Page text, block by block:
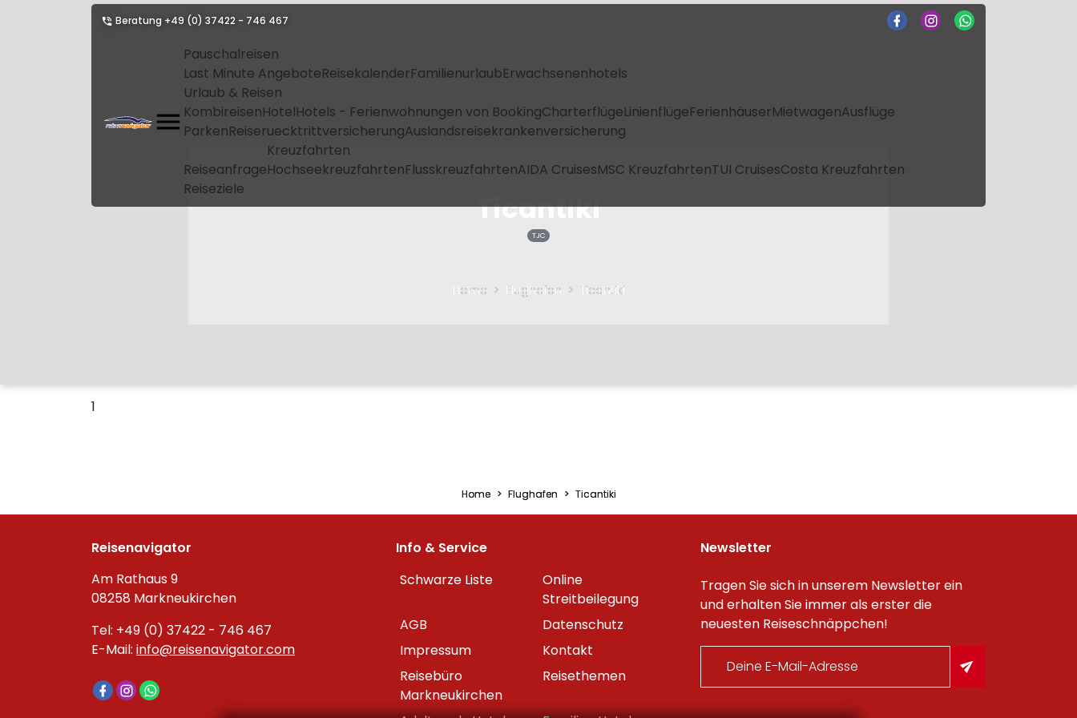
Beratung +49 (0) 37422 - 746 467
Pauschalreisen
Last Minute AngeboteReisekalenderFamilienurlaubErwachsenenhotels
Urlaub & Reisen
KombireisenHotelHotels - Ferienwohnungen von BookingCharterflügeLinienflügeFerienhäuserMietwagenAusflüge
ParkenReiseruecktrittversicherungAuslandsreisekrankenversicherung
Reiseanfrage
Kreuzfahrten
HochseekreuzfahrtenFlusskreuzfahrtenAIDA CruisesMSC KreuzfahrtenTUI CruisesCosta Kreuzfahrten
Reiseziele
Ticantiki
TJC
Home Flughafen Ticantiki
1
Home Flughafen Ticantiki
Reisenavigator
Am Rathaus 9
08258 Markneukirchen
Tel: +49 (0) 37422 - 746 467
E-Mail: info@reisenavigator.com
Info & Service
Schwarze Liste
Online
Streitbeilegung
AGB
Datenschutz
Impressum
Kontakt
Reisebüro
Markneukirchen
Reisethemen
Newsletter
Tragen Sie sich in unserem Newsletter ein
und erhalten Sie immer als erster die
neuesten Reiseschnäppchen!